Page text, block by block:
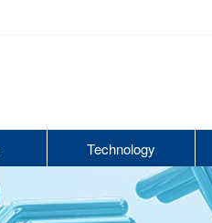
Technology